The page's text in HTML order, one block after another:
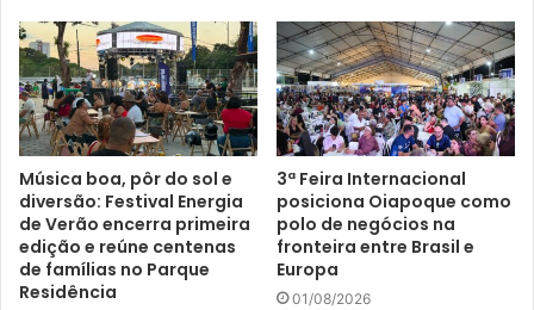
Música boa, pôr do sol e
diversão: Festival Energia
de Verão encerra primeira
edição e reúne centenas
de famílias no Parque
Residência
3ª Feira Internacional
posiciona Oiapoque como
polo de negócios na
fronteira entre Brasil e
Europa
01/08/2026